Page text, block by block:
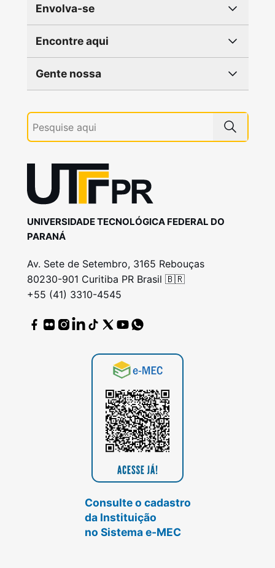
Envolva-se
Encontre aqui
Gente nossa
UNIVERSIDADE TECNOLÓGICA FEDERAL DO
PARANÁ
Av. Sete de Setembro, 3165 Rebouças
80230-901 Curitiba PR Brasil 🇧🇷
+55 (41) 3310-4545
Consulte o cadastro
da Instituição
no Sistema e-MEC